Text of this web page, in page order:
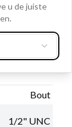
(massa
Bout
1/2" UNC
u de juiste